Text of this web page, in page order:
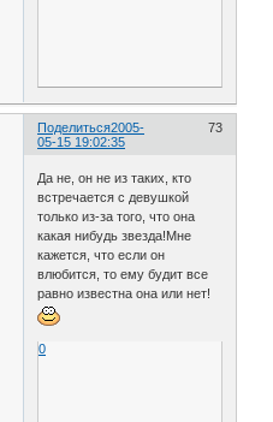
Поделиться 73
2005-
05-15 19:02:35
Да не, он не из таких, кто
встречается с девушкой
только из-за того, что она
какая нибудь звезда!Мне
кажется, что если он
влюбится, то ему будит все
равно известна она или нет!
0